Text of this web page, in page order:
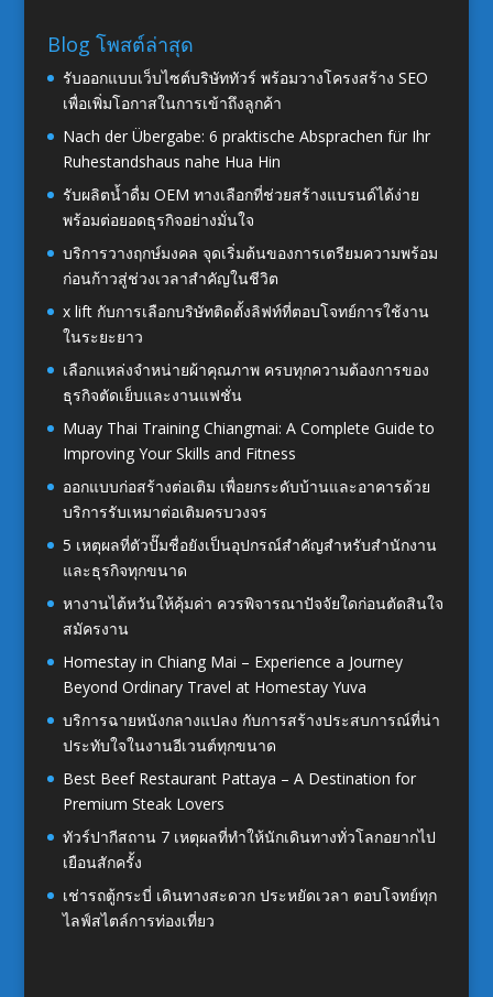
Blog โพสต์ล่าสุด
รับออกแบบเว็บไซต์บริษัททัวร์ พร้อมวางโครงสร้าง SEO
เพื่อเพิ่มโอกาสในการเข้าถึงลูกค้า
Nach der Übergabe: 6 praktische Absprachen für Ihr
Ruhestandshaus nahe Hua Hin
รับผลิตน้ำดื่ม OEM ทางเลือกที่ช่วยสร้างแบรนด์ได้ง่าย
พร้อมต่อยอดธุรกิจอย่างมั่นใจ
บริการวางฤกษ์มงคล จุดเริ่มต้นของการเตรียมความพร้อม
ก่อนก้าวสู่ช่วงเวลาสำคัญในชีวิต
x lift กับการเลือกบริษัทติดตั้งลิฟท์ที่ตอบโจทย์การใช้งาน
ในระยะยาว
เลือกแหล่งจำหน่ายผ้าคุณภาพ ครบทุกความต้องการของ
ธุรกิจตัดเย็บและงานแฟชั่น
Muay Thai Training Chiangmai: A Complete Guide to
Improving Your Skills and Fitness
ออกแบบก่อสร้างต่อเติม เพื่อยกระดับบ้านและอาคารด้วย
บริการรับเหมาต่อเติมครบวงจร
5 เหตุผลที่ตัวปั๊มชื่อยังเป็นอุปกรณ์สำคัญสำหรับสำนักงาน
และธุรกิจทุกขนาด
หางานไต้หวันให้คุ้มค่า ควรพิจารณาปัจจัยใดก่อนตัดสินใจ
สมัครงาน
Homestay in Chiang Mai – Experience a Journey
Beyond Ordinary Travel at Homestay Yuva
บริการฉายหนังกลางแปลง กับการสร้างประสบการณ์ที่น่า
ประทับใจในงานอีเวนต์ทุกขนาด
Best Beef Restaurant Pattaya – A Destination for
Premium Steak Lovers
ทัวร์ปากีสถาน 7 เหตุผลที่ทำให้นักเดินทางทั่วโลกอยากไป
เยือนสักครั้ง
เช่ารถตู้กระบี่ เดินทางสะดวก ประหยัดเวลา ตอบโจทย์ทุก
ไลฟ์สไตล์การท่องเที่ยว